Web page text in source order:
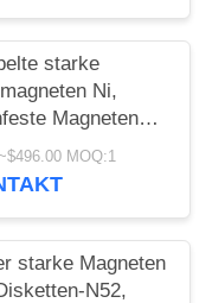
starke
Ni,
Magneten
n52, sehr
Magneten mit
MOQ:1
starke Magneten
N52,